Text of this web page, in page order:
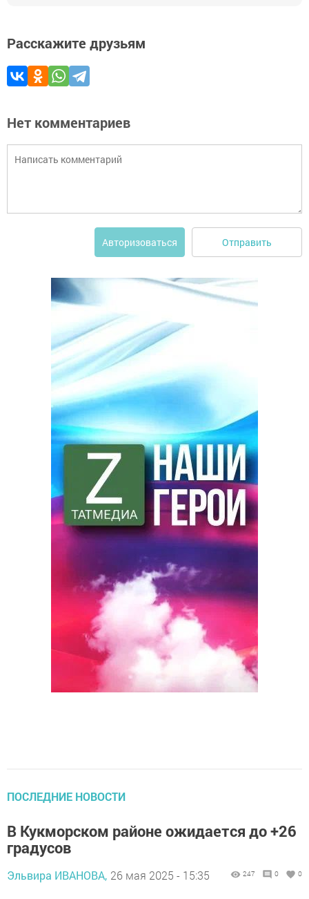
Расскажите друзьям
Нет комментариев
Авторизоваться Отправить
ПОСЛЕДНИЕ НОВОСТИ
В Кукморском районе ожидается до +26
градусов
Эльвира ИВАНОВА, 26 мая 2025 - 15:35 247 0 0